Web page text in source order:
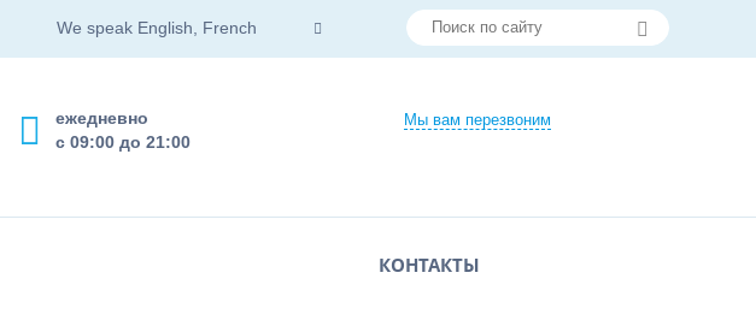
We speak English, French
Мы вам перезвоним
ежедневно
с 09:00 до 21:00
КОНТАКТЫ